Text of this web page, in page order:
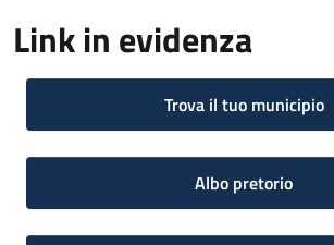
Link in evidenza
Trova il tuo municipio
Albo pretorio